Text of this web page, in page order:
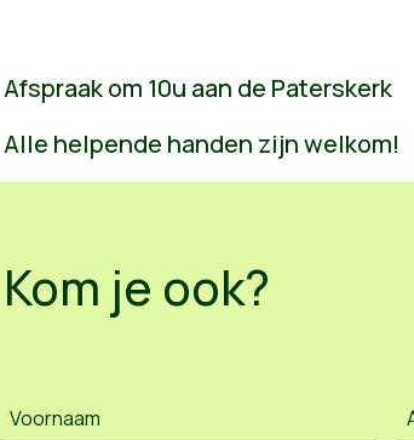
Afspraak om 10u aan de Paterskerk
Alle helpende handen zijn welkom!
Kom je ook?
Voornaam